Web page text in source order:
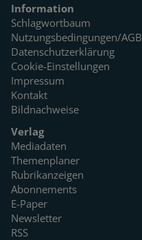
Information
Schlagwortbaum
Nutzungsbedingungen/AGB
Datenschutzerklärung
Cookie-Einstellungen
Impressum
Kontakt
Bildnachweise
Verlag
Mediadaten
Themenplaner
Rubrikanzeigen
Abonnements
E-Paper
Newsletter
RSS